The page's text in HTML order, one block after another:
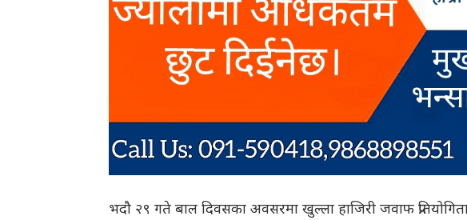
भदौ २९ गते बाल दिवसका अवसरमा खुल्ला हाजिरी जवाफ